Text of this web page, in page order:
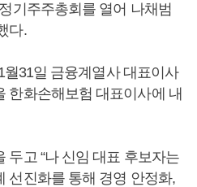
기주주총회를 열어 나채범
다.
31일 금융계열사 대표이사
한화손해보험 대표이사에 내
두고 “나 신임 대표 후보자는
선진화를 통해 경영 안정화,